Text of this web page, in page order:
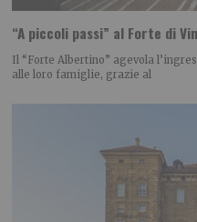
“A piccoli passi” al Forte di
Il “Forte Albertino” agevola
alle loro famiglie, grazie al